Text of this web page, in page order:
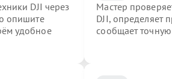
DJI через
опишите
удобное
Мастер
DJI, определяет
сообщает